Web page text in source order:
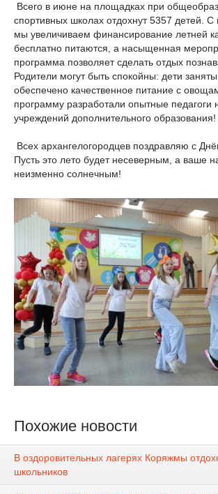
Всего в июне на площадках при
спортивных школах отдохнут 5357 детей.
мы увеличиваем финансирование летней
бесплатно питаются, а насыщенная
программа позволяет сделать отдых
Родители могут быть спокойны: дети
обеспечено качественное питание с
программу разработали опытные педагоги
учреждений дополнительного образования!
Всех архангелогородцев поздравляю с
Пусть это лето будет несеверным, а ваше
неизменно солнечным!
Похожие новости
В оздоровительных лагерях Коряжмы
школьников